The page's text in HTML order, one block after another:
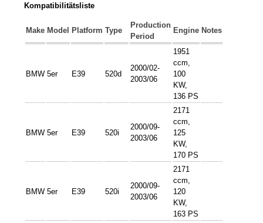
Kompatibilitätsliste
Make Model Platform Type
Production
Period
Engine Notes
BMW 5er E39 520d
2000/02-
2003/06
1951
ccm,
100
KW,
136 PS
BMW 5er E39 520i
2000/09-
2003/06
2171
ccm,
125
KW,
170 PS
BMW 5er E39 520i
2000/09-
2003/06
2171
ccm,
120
KW,
163 PS